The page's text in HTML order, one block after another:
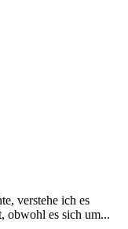
verstehe ich es
obwohl es sich um...